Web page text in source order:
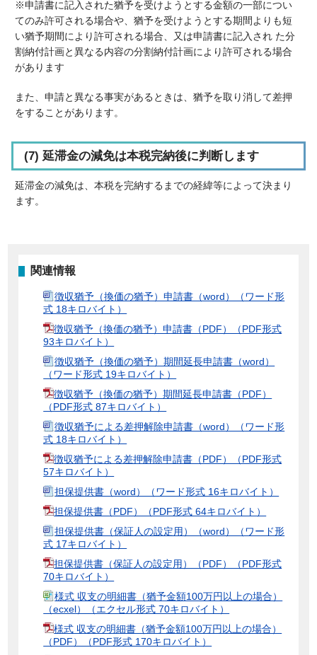
※申請書に記入された猶予を受けようとする金額の一部につい
てのみ許可される場合や、猶予を受けようとする期間よりも短
い猶予期間により許可される場合、又は申請書に記入され た分
割納付計画と異なる内容の分割納付計画により許可される場合
があります
また、申請と異なる事実があるときは、猶予を取り消して差押
をすることがあります。
(7) 延滞金の減免は本税完納後に判断します
延滞金の減免は、本税を完納するまでの経緯等によって決まり
ます。
関連情報
徴収猶予（換価の猶予）申請書（word）（ワード形
式 18キロバイト）
徴収猶予（換価の猶予）申請書（PDF）（PDF形式
93キロバイト）
徴収猶予（換価の猶予）期間延長申請書（word）
（ワード形式 19キロバイト）
徴収猶予（換価の猶予）期間延長申請書（PDF）
（PDF形式 87キロバイト）
徴収猶予による差押解除申請書（word）（ワード形
式 18キロバイト）
徴収猶予による差押解除申請書（PDF）（PDF形式
57キロバイト）
担保提供書（word）（ワード形式 16キロバイト）
担保提供書（PDF）（PDF形式 64キロバイト）
担保提供書（保証人の設定用）（word）（ワード形
式 17キロバイト）
担保提供書（保証人の設定用）（PDF）（PDF形式
70キロバイト）
様式 収支の明細書（猶予金額100万円以上の場合）
（ecxel）（エクセル形式 70キロバイト）
様式 収支の明細書（猶予金額100万円以上の場合）
（PDF）（PDF形式 170キロバイト）